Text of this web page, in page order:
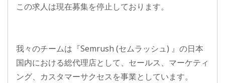
この求人は現在募集を停止しております。
我々のチームは『Semrush (セムラッシュ) 』の日本
国内における総代理店として、セールス、マーケティ
ング、カスタマーサクセスを事業としています。